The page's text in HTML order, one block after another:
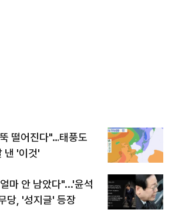
떨어진다"…태풍도
낸 '이것'
마 안 남았다"...'윤석
당, '성지글' 등장